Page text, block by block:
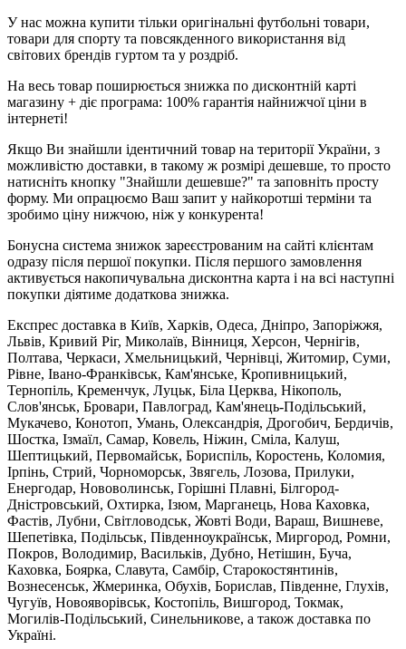
У нас можна купити тільки оригінальні футбольні товари,
товари для спорту та повсякденного використання від
світових брендів гуртом та у роздріб.
На весь товар поширюється знижка по дисконтній карті
магазину + діє програма: 100% гарантія найнижчої ціни в
інтернеті!
Якщо Ви знайшли ідентичний товар на території України, з
можливістю доставки, в такому ж розмірі дешевше, то просто
натисніть кнопку "Знайшли дешевше?" та заповніть просту
форму. Ми опрацюємо Ваш запит у найкоротші терміни та
зробимо ціну нижчою, ніж у конкурента!
Бонусна система знижок зареєстрованим на сайті клієнтам
одразу після першої покупки. Після першого замовлення
активується накопичувальна дисконтна карта і на всі наступні
покупки діятиме додаткова знижка.
Експрес доставка в Київ, Харків, Одеса, Дніпро, Запоріжжя,
Львів, Кривий Ріг, Миколаїв, Вінниця, Херсон, Чернігів,
Полтава, Черкаси, Хмельницький, Чернівці, Житомир, Суми,
Рівне, Івано-Франківськ, Кам'янське, Кропивницький,
Тернопіль, Кременчук, Луцьк, Біла Церква, Нікополь,
Слов'янськ, Бровари, Павлоград, Кам'янець-Подільський,
Мукачево, Конотоп, Умань, Олександрія, Дрогобич, Бердичів,
Шостка, Ізмаїл, Самар, Ковель, Ніжин, Сміла, Калуш,
Шептицький, Первомайськ, Бориспіль, Коростень, Коломия,
Ірпінь, Стрий, Чорноморськ, Звягель, Лозова, Прилуки,
Енергодар, Нововолинськ, Горішні Плавні, Білгород-
Дністровський, Охтирка, Ізюм, Марганець, Нова Каховка,
Фастів, Лубни, Світловодськ, Жовті Води, Вараш, Вишневе,
Шепетівка, Подільськ, Південноукраїнськ, Миргород, Ромни,
Покров, Володимир, Васильків, Дубно, Нетішин, Буча,
Каховка, Боярка, Славута, Самбір, Старокостянтинів,
Вознесенськ, Жмеринка, Обухів, Борислав, Південне, Глухів,
Чугуїв, Новояворівськ, Костопіль, Вишгород, Токмак,
Могилів-Подільський, Синельникове, а також доставка по
Україні.